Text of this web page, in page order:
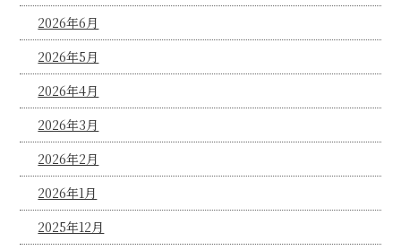
2026年6月
2026年5月
2026年4月
2026年3月
2026年2月
2026年1月
2025年12月